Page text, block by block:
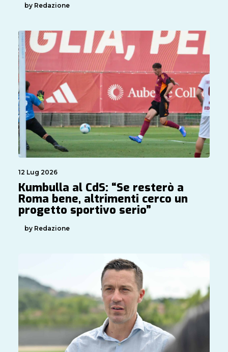
by Redazione
12 Lug 2026
Kumbulla al CdS: “Se resterò a
Roma bene, altrimenti cerco un
progetto sportivo serio”
by Redazione